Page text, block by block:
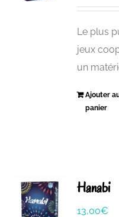
Le plus
jeux
un
Ajouter
panier
Hanabi
13,00€